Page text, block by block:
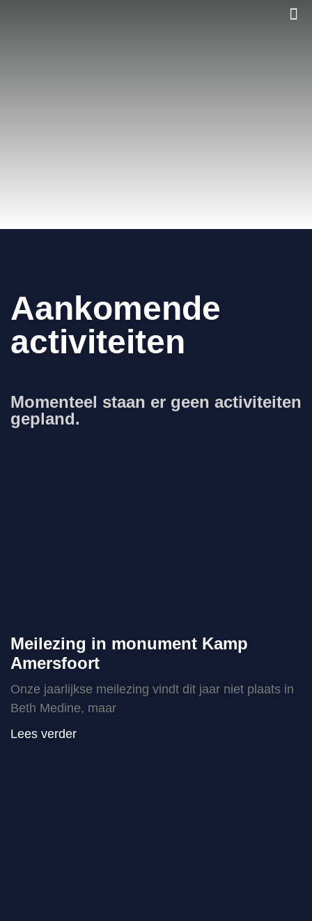
Aankomende
activiteiten
Momenteel staan er geen activiteiten
gepland.
Meilezing in monument Kamp
Amersfoort
Onze jaarlijkse meilezing vindt dit jaar niet plaats in
Beth Medine, maar
Lees verder